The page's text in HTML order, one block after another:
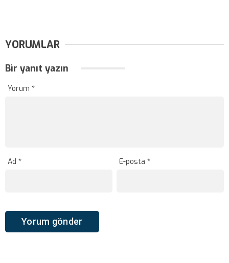
YORUMLAR
Bir yanıt yazın
Yorum *
Ad * E-posta*